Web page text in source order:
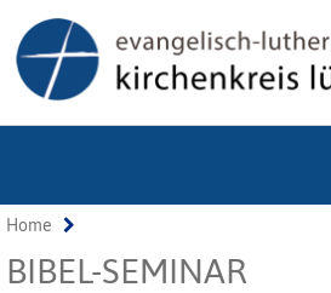
Home
BIBEL-SEMINAR